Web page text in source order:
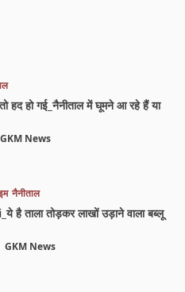
हद हो गई_नैनीताल में घूमने आ रहे हैं या
GKM News
नैनीताल
है ताला तोड़कर लाखों उड़ाने वाला बब्लू
GKM News